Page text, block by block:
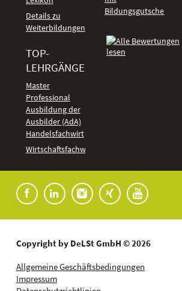
Details zu
Weiterbildungen
TOP-
LEHRGÄNGE
Master
Professional
Ausbildung der
Ausbilder (AdA)
Handelsfachwirt
Wirtschaftsfachwirt
Bildungsgutschein
DeLSt -
anderen Quellen
Copyright by DeLSt GmbH © 2026
Allgemeine Geschäftsbedingungen
Impressum